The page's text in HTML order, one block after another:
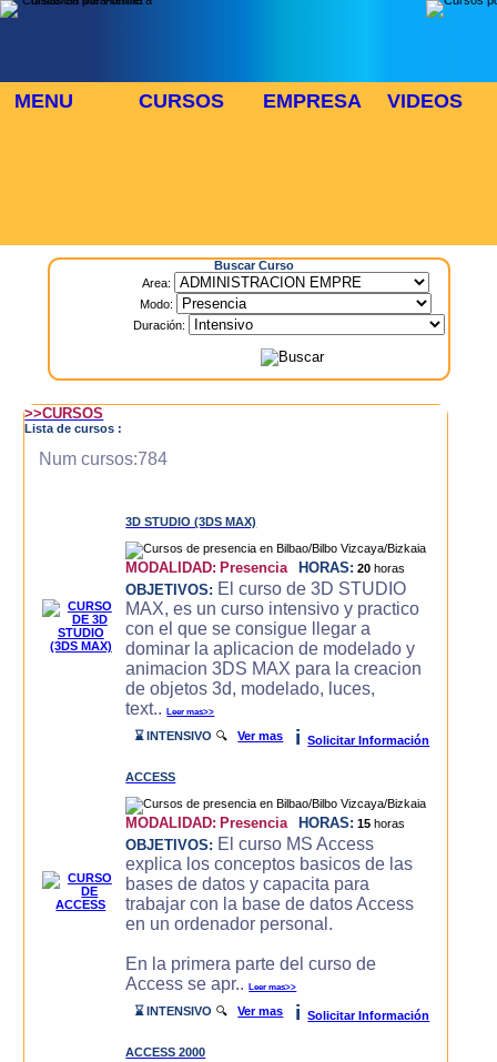
MENU CURSOS EMPRESA VIDEOS
Buscar Curso
Area:
Modo:
Duración:
>>CURSOS
Lista de cursos :
Num cursos:784
3D STUDIO (3DS MAX)
MODALIDAD: Presencia HORAS: 20 horas
OBJETIVOS: El curso de 3D STUDIO
MAX, es un curso intensivo y practico
con el que se consigue llegar a
dominar la aplicacion de modelado y
animacion 3DS MAX para la creacion
de objetos 3d, modelado, luces,
text..Leer mas>>
⌛ INTENSIVO 🔍Ver mas i Solicitar Información
ACCESS
MODALIDAD: Presencia HORAS: 15 horas
OBJETIVOS: El curso MS Access
explica los conceptos basicos de las
bases de datos y capacita para
trabajar con la base de datos Access
en un ordenador personal.
En la primera parte del curso de
Access se apr..Leer mas>>
⌛ INTENSIVO 🔍Ver mas i Solicitar Información
ACCESS 2000